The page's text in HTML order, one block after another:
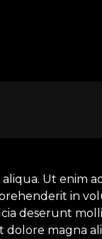
Ut enim
in
deserunt
dolore magna